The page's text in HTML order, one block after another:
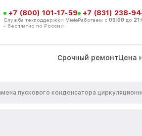
+7 (800) 101-17-59
Служба техподдержки Miele
- бесплатно по России
+7 (831) 238-
Работаем с 09:00 до
Срочный ремонтЦена
пускового конденсатора